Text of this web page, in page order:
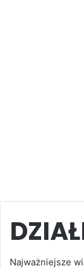
Najważniejsze